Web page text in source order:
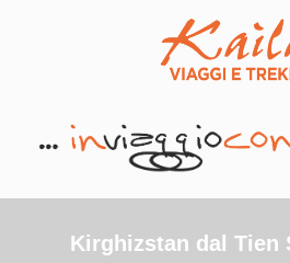
Kirghizstan dal Tien